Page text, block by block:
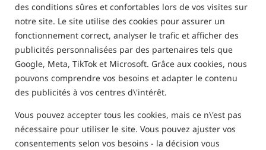
des conditions sûres et confortables lors de vos visites sur
notre site. Le site utilise des cookies pour assurer un
fonctionnement correct, analyser le trafic et afficher des
publicités personnalisées par des partenaires tels que
Google, Meta, TikTok et Microsoft. Grâce aux cookies, nous
pouvons comprendre vos besoins et adapter le contenu
des publicités à vos centres d\'intérêt.
Vous pouvez accepter tous les cookies, mais ce n\'est pas
nécessaire pour utiliser le site. Vous pouvez ajuster vos
consentements selon vos besoins - la décision vous
Kryston KRYSTONITE Super
Mono Yellow
Fil principal Krystonite jaune
27,67 EUR
vous recevez0,34 points
Kryston DESCEND Sinking
Mainline Braid
Tresse principale coulante
39,47EUR
vous recevez0,48 points
Best-seller! 4,5 Offre spéciale